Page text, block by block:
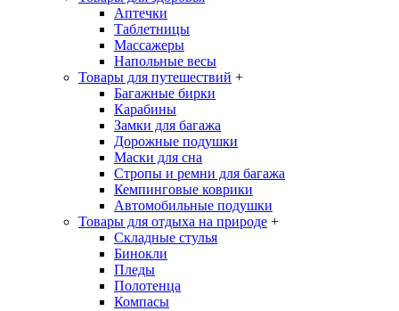
Аптечки
Таблетницы
Массажеры
Напольные весы
Товары для путешествий +
Багажные бирки
Карабины
Замки для багажа
Дорожные подушки
Маски для сна
Стропы и ремни для багажа
Кемпинговые коврики
Автомобильные подушки
Товары для отдыха на природе +
Складные стулья
Бинокли
Пледы
Полотенца
Компасы